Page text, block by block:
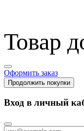
Товар
Оформить заказ
Продолжить покупки
Вход в личный